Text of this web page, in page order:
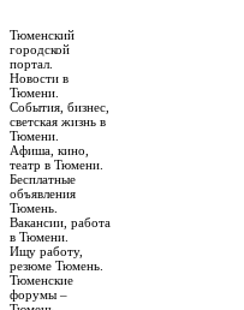
Тюменский
городской
портал.
Новости в
Тюмени.
События, бизнес,
светская жизнь в
Тюмени.
Афиша, кино,
театр в Тюмени.
Бесплатные
объявления
Тюмень.
Вакансии, работа
в Тюмени.
Ищу работу,
резюме Тюмень.
Тюменские
форумы –